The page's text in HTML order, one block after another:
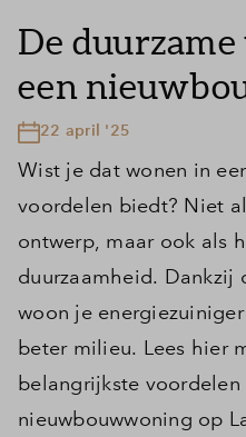
De
een
22 april '25
Wist je dat wonen in
voordelen biedt? Niet
ontwerp, maar ook als
duurzaamheid. Dankzij
woon je
beter milieu. Lees hier
belangrijkste
nieuwbouwwoning op